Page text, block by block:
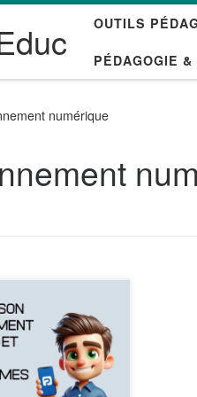
OUTILS
PÉDAGOGIE &
numérique
les notions
sa
les
pare-feu et
d’exploitation